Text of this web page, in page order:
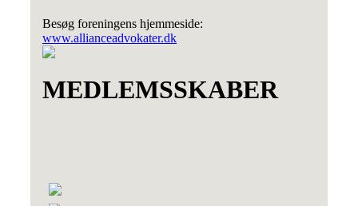
Besøg foreningens hjemmeside:
www.allianceadvokater.dk
MEDLEMSSKABER